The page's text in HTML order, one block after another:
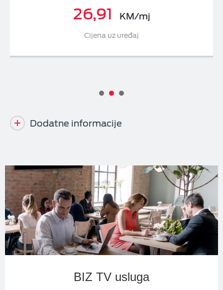
26,91 KM/mj
Cijena uz uređaj
Dodatne informacije
BIZ TV usluga